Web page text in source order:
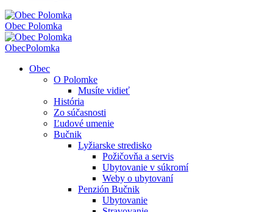
Obec Polomka
ObecPolomka
Obec
O Polomke
Musíte vidieť
História
Zo súčasnosti
Ľudové umenie
Bučnik
Lyžiarske stredisko
Požičovňa a servis
Ubytovanie v súkromí
Weby o ubytovaní
Penzión Bučnik
Ubytovanie